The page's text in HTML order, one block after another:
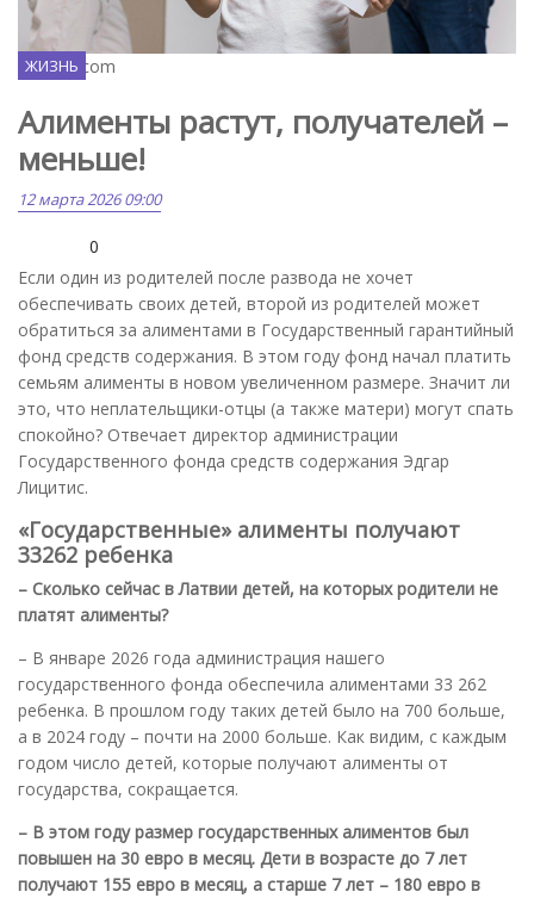
Pixabay.com
ЖИЗНЬ
Алименты растут, получателей –
меньше!
12 марта 2026 09:00
0
Если один из родителей после развода не хочет
обеспечивать своих детей, второй из родителей может
обратиться за алиментами в Государственный гарантийный
фонд средств содержания. В этом году фонд начал платить
семьям алименты в новом увеличенном размере. Значит ли
это, что неплательщики-отцы (а также матери) могут спать
спокойно? Отвечает директор администрации
Государственного фонда средств содержания Эдгар
Лицитис.
«Государственные» алименты получают
33262 ребенка
– Сколько сейчас в Латвии детей, на которых родители не
платят алименты?
– В январе 2026 года администрация нашего
государственного фонда обеспечила алиментами 33 262
ребенка. В прошлом году таких детей было на 700 больше,
а в 2024 году – почти на 2000 больше. Как видим, с каждым
годом число детей, которые получают алименты от
государства, сокращается.
– В этом году размер государственных алиментов был
повышен на 30 евро в месяц. Дети в возрасте до 7 лет
получают 155 евро в месяц, а старше 7 лет – 180 евро в